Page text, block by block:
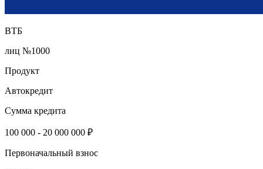
ВТБ
лиц №1000
Продукт
Автокредит
Сумма кредита
100 000 - 20 000 000 ₽
Первоначальный взнос